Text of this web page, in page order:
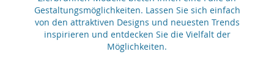
Gestaltungsmöglichkeiten. Lassen Sie sich einfach
von den attraktiven Designs und neuesten Trends
inspirieren und entdecken Sie die Vielfalt der
Möglichkeiten.